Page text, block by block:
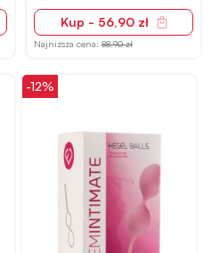
Kup - 56,90 zł
Najniższa cena: 88,90 zł
-12%